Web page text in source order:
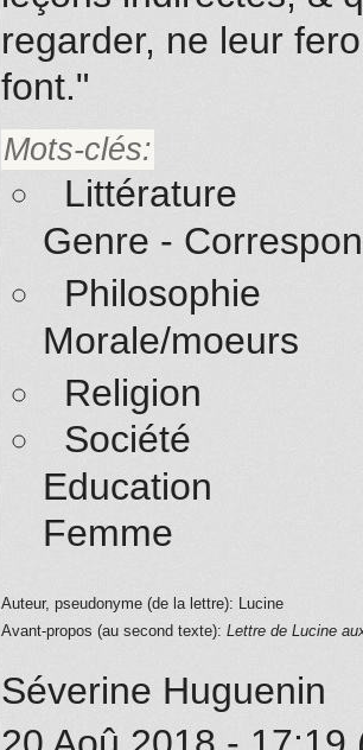
regarder, ne leur
font."
Mots-clés:
Littérature
Genre -
Philosophie
Morale/moeurs
Religion
Société
Education
Femme
Auteur, pseudonyme (de la lettre): Lucine
Avant-propos (au second texte): Lettre de Lucine
Séverine Huguenin